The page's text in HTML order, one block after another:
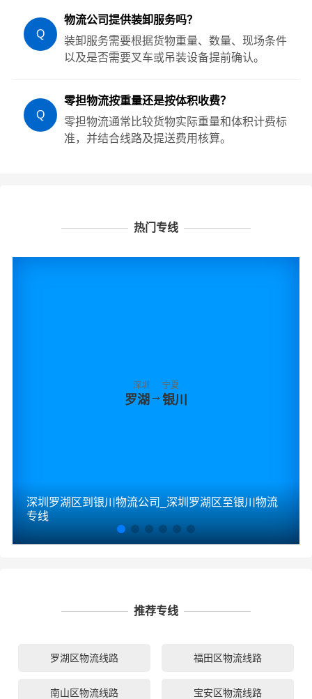
Q
物流公司提供装卸服务吗？
装卸服务需要根据货物重量、数量、现场条件
以及是否需要叉车或吊装设备提前确认。
Q
零担物流按重量还是按体积收费？
零担物流通常比较货物实际重量和体积计费标
准，并结合线路及提送费用核算。
热门专线
深圳
罗湖→
宁夏
银川
深圳罗湖区到银川物流公司_深圳罗湖区至银川物流
专线
推荐专线
罗湖区物流线路 福田区物流线路
南山区物流线路 宝安区物流线路